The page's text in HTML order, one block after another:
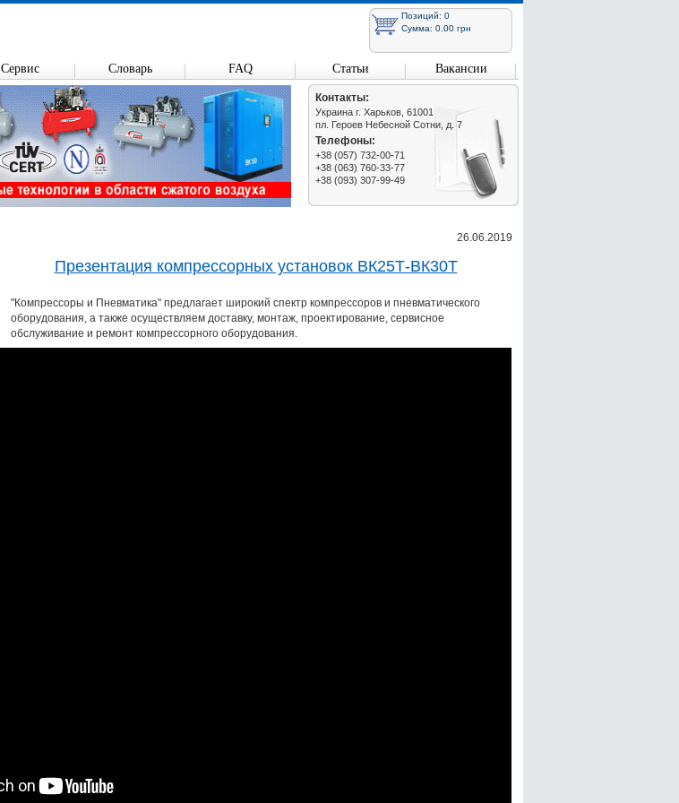
Контакты:
Украина г. Харьков, 61001
пл. Героев Небесной Сотни, д. 7
Телефоны:
+38 (057) 732-00-71
+38 (063) 760-33-77
+38 (093) 307-99-49
26.06.2019
Презентация компрессорных установок ВК25Т-ВК30Т
"Компрессоры и Пневматика" предлагает широкий спектр компрессоров и пневматического
оборудования, а также осуществляем доставку, монтаж, проектирование, сервисное
обслуживание и ремонт компрессорного оборудования.
Позиций: 0
Сумма: 0.00 грн
Сервис Словарь FAQ Статьи Вакансии